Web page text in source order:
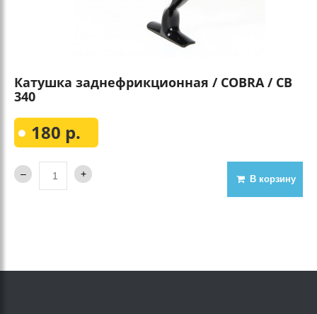
Катушка заднефрикционная / COBRA / CB
340
180 р.
В корзину